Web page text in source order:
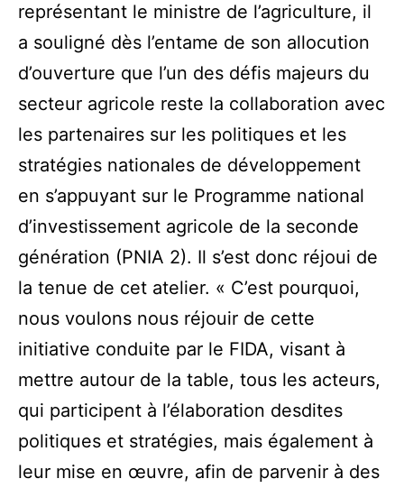
représentant le ministre de l’agriculture, il
a souligné dès l’entame de son allocution
d’ouverture que l’un des défis majeurs du
secteur agricole reste la collaboration avec
les partenaires sur les politiques et les
stratégies nationales de développement
en s’appuyant sur le Programme national
d’investissement agricole de la seconde
génération (PNIA 2). Il s’est donc réjoui de
la tenue de cet atelier. « C’est pourquoi,
nous voulons nous réjouir de cette
initiative conduite par le FIDA, visant à
mettre autour de la table, tous les acteurs,
qui participent à l’élaboration desdites
politiques et stratégies, mais également à
leur mise en œuvre, afin de parvenir à des